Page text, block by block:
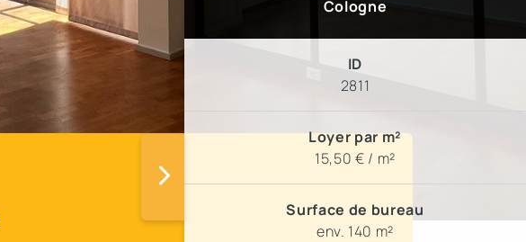
Cologne
ID
2811
Loyer par m²
15,50 € / m²
Surface de bureau
env. 140 m²